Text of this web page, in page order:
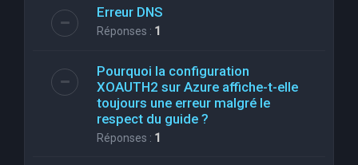
Erreur DNS
Réponses : 1
Pourquoi la configuration
XOAUTH2 sur Azure affiche-t-elle
toujours une erreur malgré le
respect du guide ?
Réponses : 1